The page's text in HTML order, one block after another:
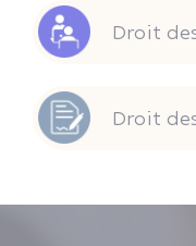
Droit
Droit